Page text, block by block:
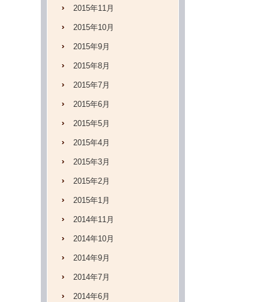
2015年11月
2015年10月
2015年9月
2015年8月
2015年7月
2015年6月
2015年5月
2015年4月
2015年3月
2015年2月
2015年1月
2014年11月
2014年10月
2014年9月
2014年7月
2014年6月